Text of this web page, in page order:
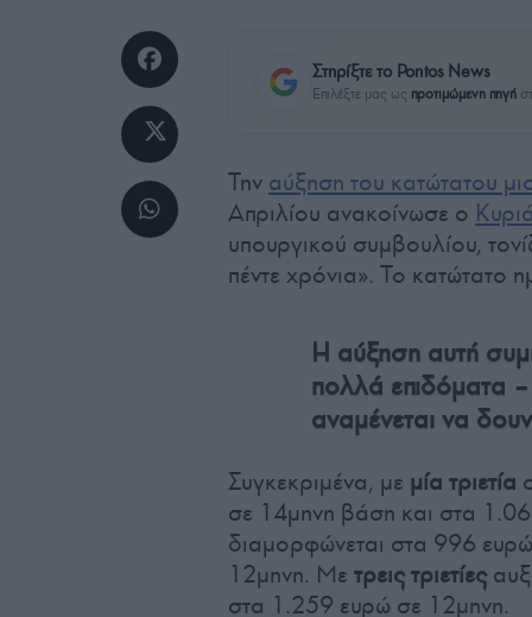
Στηρίξτε το Pontos News
Επιλέξτε μας ως προτιμώμενη πηγή
Την αύξηση του κατώτατου
Απριλίου ανακοίνωσε ο
υπουργικού συμβουλίου,
πέντε χρόνια». Το κατώτατο
Η αύξηση αυτή
πολλά επιδόματα
αναμένεται να
Συγκεκριμένα, με μία τριετία
σε 14μηνη βάση και στα
διαμορφώνεται στα 996
12μηνη. Με τρεις τριετίες
στα 1.259 ευρώ σε 12μηνη.